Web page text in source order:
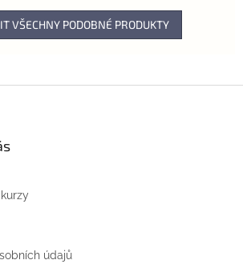
VŠECHNY PODOBNÉ PRODUKTY
údajů